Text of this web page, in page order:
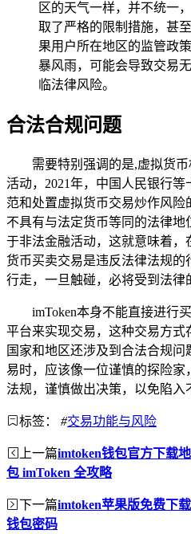
区的天气一样，并不统一
取了严格的限制措施，甚
果用户所在地区的监管政
暴风雨，可能会导致交易
临法律风险。
合法合规问题
需要特别强调的是,虚拟货
活动，2021年，中国人民银行
范和处置虚拟货币交易炒作风
不具有与法定货币等同的法律
于非法金融活动，这就意味着，
货币买卖交易是违反法律法规
行走，一旦触碰，必将受到法律
imToken本身不能直接进行
平台来实现交易，这种交易方
国家和地区还涉及到合法合规
易时，应该像一位谨慎的探险
法规，谨慎做出决策，以免陷入
标签： #交易功能与风险
上一篇imtoken钱包官方下载
包 imToken 全攻略
下一篇imtoken苹果版免费下
钱包密码